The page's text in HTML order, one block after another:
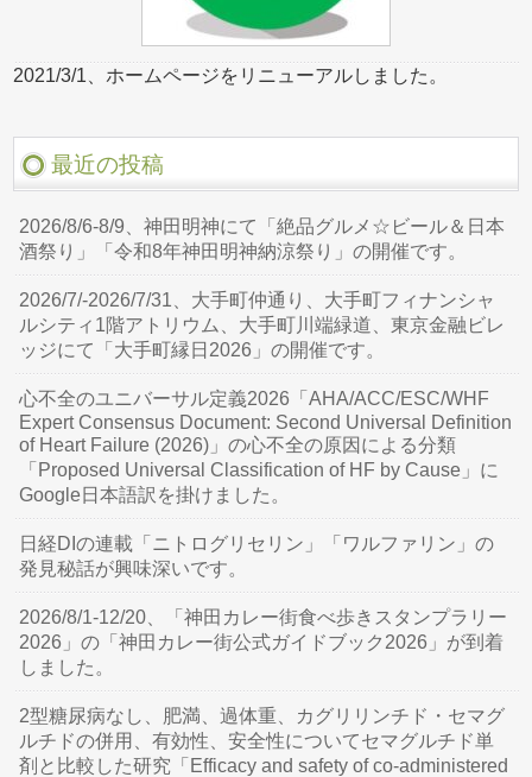
2021/3/1、ホームページをリニューアルしました。
最近の投稿
2026/8/6-8/9、神田明神にて「絶品グルメ☆ビール＆日本
酒祭り」「令和8年神田明神納涼祭り」の開催です。
2026/7/-2026/7/31、大手町仲通り、大手町フィナンシャ
ルシティ1階アトリウム、大手町川端緑道、東京金融ビレ
ッジにて「大手町縁日2026」の開催です。
心不全のユニバーサル定義2026「AHA/ACC/ESC/WHF
Expert Consensus Document: Second Universal Definition
of Heart Failure (2026)」の心不全の原因による分類
「Proposed Universal Classification of HF by Cause」に
Google日本語訳を掛けました。
日経DIの連載「ニトログリセリン」「ワルファリン」の
発見秘話が興味深いです。
2026/8/1-12/20、「神田カレー街食べ歩きスタンプラリー
2026」の「神田カレー街公式ガイドブック2026」が到着
しました。
2型糖尿病なし、肥満、過体重、カグリリンチド・セマグ
ルチドの併用、有効性、安全性についてセマグルチド単
剤と比較した研究「Efficacy and safety of co-administered